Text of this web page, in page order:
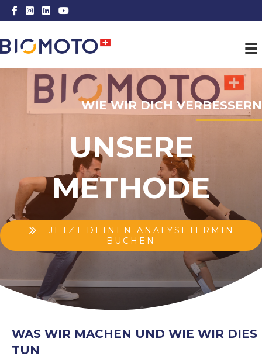
Facebook Link
Instagram Link
LinkedIn Link
Youtube Link
WIE WIR DICH VERBESSERN
UNSERE
METHODE
JETZT DEINEN ANALYSETERMIN
BUCHEN
WAS WIR MACHEN UND WIE WIR DIES
TUN